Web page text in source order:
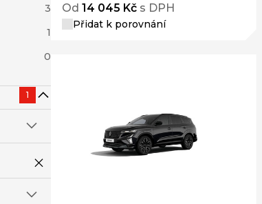
3
1
0
1
Od 14 045 Kč s DPH
Přidat k porovnání